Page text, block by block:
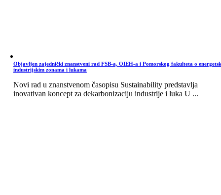
Objavljen zajednički znanstveni rad FSB-a, OIEH-a i Pomorskog fakulteta o
industrijskim zonama i lukama
Novi rad u znanstvenom časopisu Sustainability predstavlja
inovativan koncept za dekarbonizaciju industrije i luka U ...